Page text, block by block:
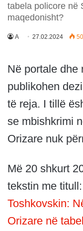
tabela policore në
maqedonisht?
A 27.02.2024
Në portale dhe
publikohen
të reja. I tillë
se mbishkrimi
Orizare nuk
Më 20 shkurt
tekstin me titull:
Toshkovskin:
Orizare në